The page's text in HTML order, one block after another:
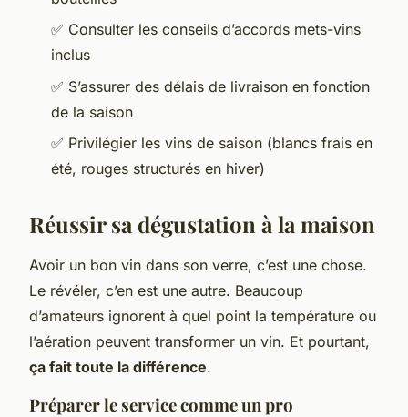
✅ Consulter les conseils d’accords mets-vins
inclus
✅ S’assurer des délais de livraison en fonction
de la saison
✅ Privilégier les vins de saison (blancs frais en
été, rouges structurés en hiver)
Réussir sa dégustation à la maison
Avoir un bon vin dans son verre, c’est une chose.
Le révéler, c’en est une autre. Beaucoup
d’amateurs ignorent à quel point la température ou
l’aération peuvent transformer un vin. Et pourtant,
ça fait toute la différence.
Préparer le service comme un pro